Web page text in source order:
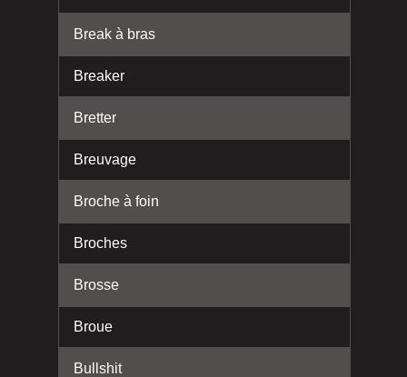
Break à bras
Breaker
Bretter
Breuvage
Broche à foin
Broches
Brosse
Broue
Bullshit